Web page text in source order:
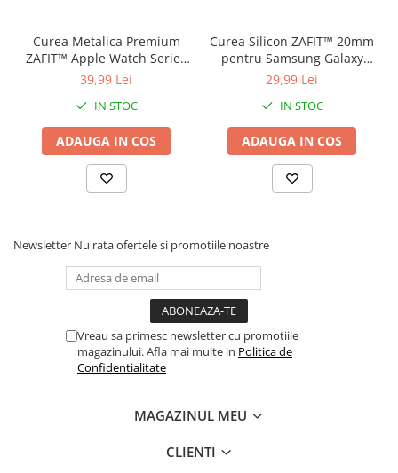
Curea Metalica Premium
ZAFIT™ Apple Watch Series
10/9/8/7/SE2 si mai vechi,
39,99 Lei
IN STOC
ADAUGA IN COS
Curea Silicon ZAFIT™ 20mm
pentru Samsung Galaxy
Watch 7/6/5/4/Active 2,
Garmin Vivoactive, Amazfit
GTS si orice ceas 20mm,
Rosu.
29,99 Lei
IN STOC
ADAUGA IN COS
Newsletter Nu rata ofertele si promotiile noastre
Vreau sa primesc newsletter cu promotiile
magazinului. Afla mai multe in Politica de
Confidentialitate
MAGAZINUL MEU
CLIENTI